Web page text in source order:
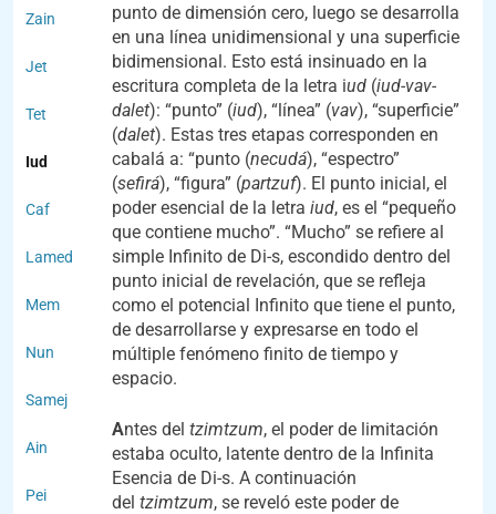
punto de dimensión cero, luego se desarrolla
en una línea unidimensional y una superficie
bidimensional. Esto está insinuado en la
escritura completa de la letra iud(iud-vav-
dalet): “punto” (iud), “línea” (vav), “superficie”
(dalet). Estas tres etapas corresponden en
cabalá a: “punto (necudá), “espectro”
(sefirá), “figura” (partzuf). El punto inicial, el
poder esencial de la letra iud, es el “pequeño
que contiene mucho”. “Mucho” se refiere al
simple Infinito de Di-s, escondido dentro del
punto inicial de revelación, que se refleja
como el potencial Infinito que tiene el punto,
de desarrollarse y expresarse en todo el
múltiple fenómeno finito de tiempo y
espacio.
Antes del tzimtzum, el poder de limitación
estaba oculto, latente dentro de la Infinita
Esencia de Di-s. A continuación
del tzimtzum, se reveló este poder de
Zain
Jet
Tet
Iud
Caf
Lamed
Mem
Nun
Samej
Ain
Pei